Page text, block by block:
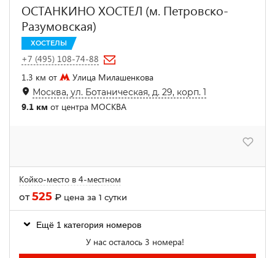
ОСТАНКИНО ХОСТЕЛ (м. Петровско-
Разумовская)
ХОСТЕЛЫ
+7 (495) 108-74-88
1.3 км от
Улица Милашенкова
Москва, ул. Ботаническая, д. 29, корп. 1
9.1 км от центра МОСКВА
Койко-место в 4-местном
от525 ₽ цена за 1 сутки
Ещё 1 категория номеров
У нас осталось 3 номера!